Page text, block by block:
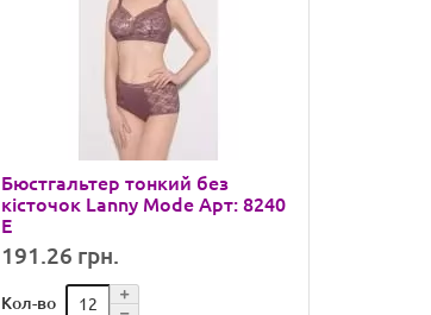
Бюстгальтер тонкий без
кісточок Lanny Mode Арт: 8240
E
191.26 грн.
Кол-во